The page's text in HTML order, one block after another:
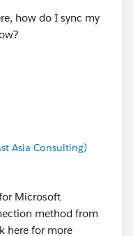
how do I sync my
Asia Consulting)
Microsoft
method from
here for more